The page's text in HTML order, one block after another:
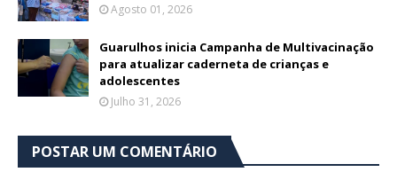
Agosto 01, 2026
Guarulhos inicia Campanha de Multivacinação
para atualizar caderneta de crianças e
adolescentes
Julho 31, 2026
POSTAR UM COMENTÁRIO